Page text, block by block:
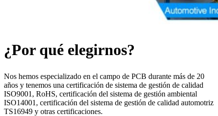
¿Por qué elegirnos?
Nos hemos especializado en el campo de PCB durante más de 20
años y tenemos una certificación de sistema de gestión de calidad
ISO9001, RoHS, certificación del sistema de gestión ambiental
ISO14001, certificación del sistema de gestión de calidad automotriz
TS16949 y otras certificaciones.